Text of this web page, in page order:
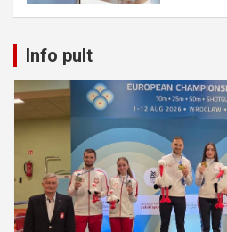
Info pult